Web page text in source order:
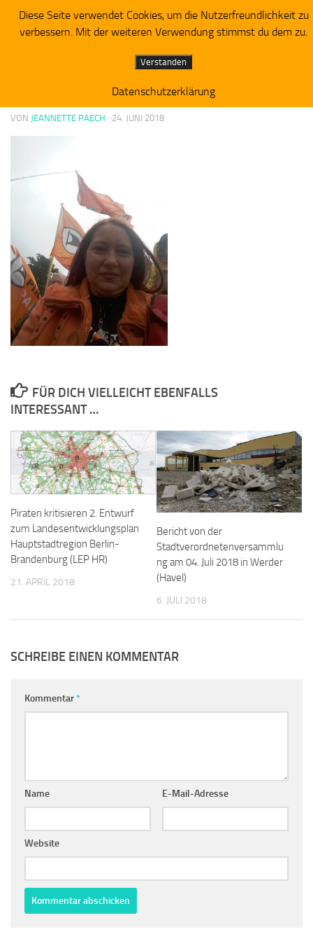
Zum Inhalt springen
Piratenpartei RV Westbrandenburg
20180624_122656
VON JEANNETTE PAECH · 24. JUNI 2018
FÜR DICH VIELLEICHT EBENFALLS
INTERESSANT …
Piraten kritisieren 2. Entwurf
zum Landesentwicklungsplan
Hauptstadtregion Berlin-
Brandenburg (LEP HR)
21. APRIL 2018
Bericht von der
Stadtverordnetenversammlu
ng am 04. Juli 2018 in Werder
(Havel)
6. JULI 2018
SCHREIBE EINEN KOMMENTAR
Kommentar*
Name E-Mail-Adresse
Website
Diese Seite verwendet Cookies, um die Nutzerfreundlichkeit zu
verbessern. Mit der weiteren Verwendung stimmst du dem zu.
Verstanden
Datenschutzerklärung